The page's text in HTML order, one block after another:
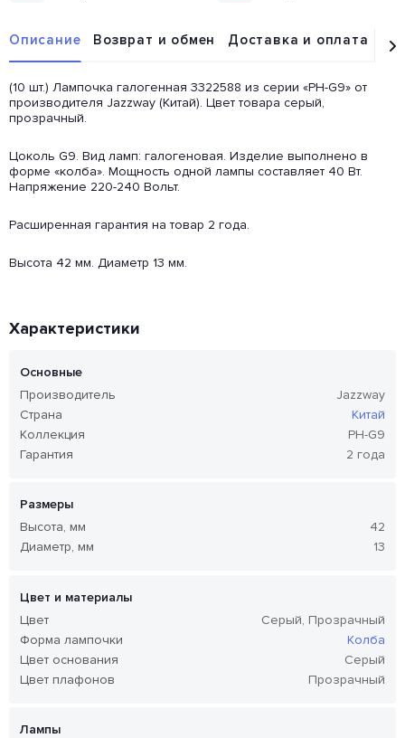
Описание Возврат и обмен Доставка и оплата
(10 шт.) Лампочка галогенная 3322588 из серии «PH-G9» от
производителя Jazzway (Китай). Цвет товара серый,
прозрачный.
Цоколь G9. Вид ламп: галогеновая. Изделие выполнено в
форме «колба». Мощность одной лампы составляет 40 Вт.
Напряжение 220-240 Вольт.
Расширенная гарантия на товар 2 года.
Высота 42 мм. Диаметр 13 мм.
Характеристики
Основные
Производитель
Jazzway
Страна
Китай
Коллекция
PH-G9
Гарантия
2 года
Размеры
Высота, мм
42
Диаметр, мм
13
Цвет и материалы
Цвет
Серый, Прозрачный
Форма лампочки
Колба
Цвет основания
Серый
Цвет плафонов
Прозрачный
Лампы